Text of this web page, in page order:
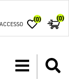
ACCESSO
(0) (0)